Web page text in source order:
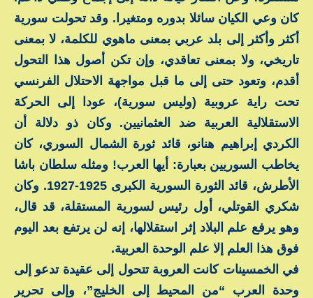
كان وعي الكيان سائلا بدوره ومتغيرا. وقد تحولت سورية
أكثر وأكثر إلى بلد عربي بمعنى ماهوي للكلمة، لا بمعنى
تاريخي، ولا بمعنى تعاقدي، وإن تكن أصول هذا التحول
أقدم، وتعود حتى إلى ما قبل مواجهة الاحتلال الفرنسي
تحت راية عروبية (وليس سورية)، عودا إلى الحركة
الاستقلالية العربية ضد العثمانيين. وكان ذو دلالة أن
الكردي إبراهيم هنانو، قائد ثورة الشمال السوري، كان
يخاطب السوريين بعبارة: أيها العرب! ومثله سلطان باشا
الأطرش، قائد الثورة السورية الكبرى 1925-1927. وكان
شكري القوتلي، أول رئيس لسورية المستقلة، قد قال،
وهو يرفع علم البلاد إثر استقلالها، إنه لن يرتفع بعد اليوم
فوق هذا العلم إلا علم الوحدة العربية.
في الخمسينات كانت العروبة تتحول إلى عقيدة تدعو إلى
وحدة العرب “من المحيط إلى الخليج”، وإلى تحرير